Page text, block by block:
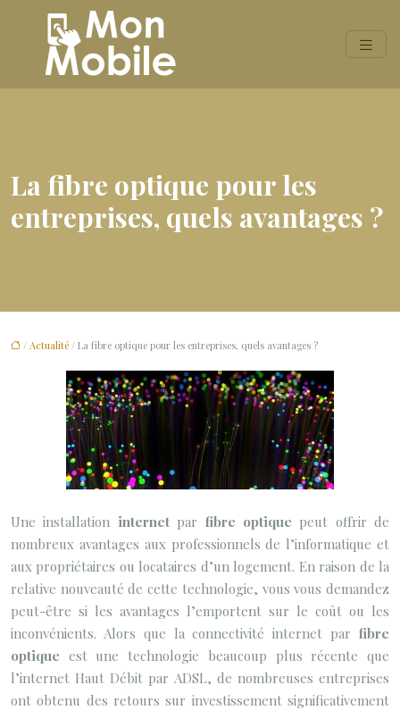
La fibre optique pour les
entreprises, quels avantages ?
/ Actualité / La fibre optique pour les entreprises, quels avantages ?
Une installation internetpar fibre optique peut offrir de
nombreux avantages aux professionnels de l’informatique et
aux propriétaires ou locataires d’un logement. En raison de la
relative nouveauté de cette technologie, vous vous demandez
peut-être si les avantages l’emportent sur le coût ou les
inconvénients. Alors que la connectivité internet par fibre
optique est une technologie beaucoup plus récente que
l’internet Haut Débit par ADSL, de nombreuses entreprises
ont obtenu des retours sur investissement significativement